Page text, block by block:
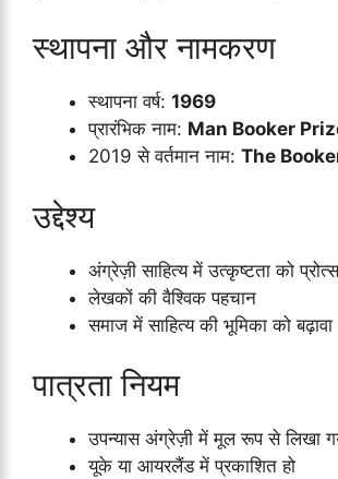
स्थापना और नामकरण
स्थापना वर्ष: 1969
प्रारंभिक नाम: Man Booker
2019 से वर्तमान नाम: The
उद्देश्य
अंग्रेज़ी साहित्य में उत्कृष्टता को
लेखकों की वैश्विक पहचान
समाज में साहित्य की भूमिका को बढ़ावा
पात्रता नियम
उपन्यास अंग्रेज़ी में मूल रूप से लिखा
यूके या आयरलैंड में प्रकाशित हो